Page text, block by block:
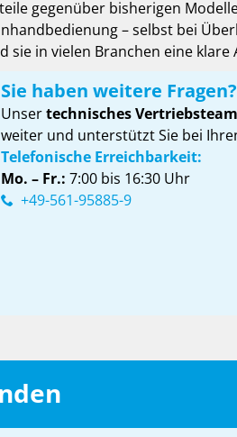
gegenüber bisherigen
– selbst bei
sie in vielen Branchen eine
Sie haben weitere Fragen?
Unsertechnisches Vertriebsteam
weiter und unterstützt Sie bei
Telefonische Erreichbarkeit:
Mo. – Fr.: 7:00 bis 16:30 Uhr
+49-561-95885-9